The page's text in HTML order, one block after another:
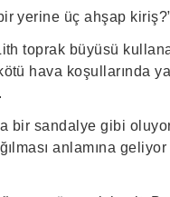
yerine üç ahşap
toprak büyüsü
hava koşullarında
bir sandalye gibi
anlamına